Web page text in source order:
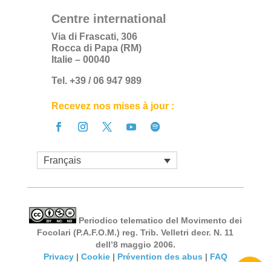
Centre international
Via di Frascati, 306
Rocca di Papa (RM)
Italie – 00040
Tel. +39 / 06 947 989
Recevez nos mises à jour :
Français
Periodico telematico del Movimento dei
Focolari (P.A.F.O.M.) reg. Trib. Velletri decr. N. 11
dell’8 maggio 2006.
Privacy| Cookie| Prévention des abus | FAQ